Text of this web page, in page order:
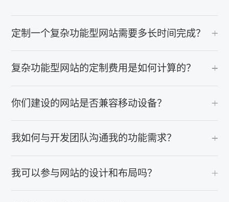
定制一个复杂功能型网站需要多长时间完成？
复杂功能型网站的定制费用是如何计算的？
你们建设的网站是否兼容移动设备？
我如何与开发团队沟通我的功能需求？
我可以参与网站的设计和布局吗？